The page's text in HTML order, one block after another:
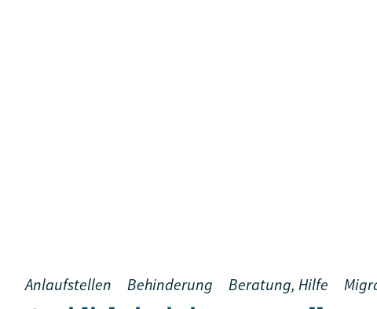
Anlaufstellen Behinderung Beratung, Hilfe